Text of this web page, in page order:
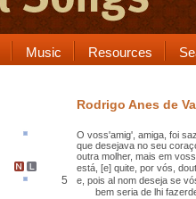
Music Resources
Rodrigo Anes de
O voss'amig', amiga, foi
que desejava no seu
outra molher, mais em
está, [e] quite , por vós,
5 e, pois al nom deseja se
bem seria de lhi